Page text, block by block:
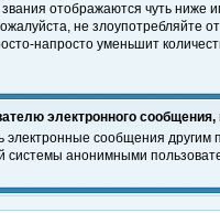
отображаются чуть
не
напросто уменьшит
электронного сообщения,
электронные сообщения
анонимными